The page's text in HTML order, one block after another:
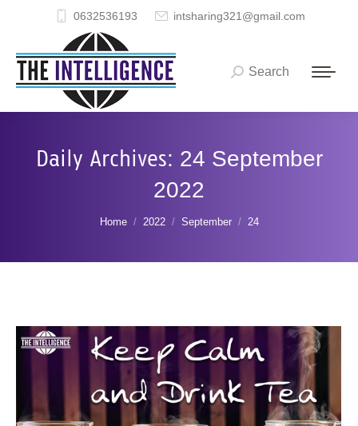
0632536193 intsharing321@gmail.com
Search:
Search
Daily Archives: 24 September
2022
You are here:
Home 2022 September 24